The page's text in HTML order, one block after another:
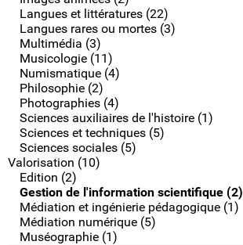
Langues et littératures (22)
Langues rares ou mortes (3)
Multimédia (3)
Musicologie (11)
Numismatique (4)
Philosophie (2)
Photographies (4)
Sciences auxiliaires de l'histoire (1)
Sciences et techniques (5)
Sciences sociales (5)
Valorisation (10)
Edition (2)
Gestion de l'information scientifique (2)
Médiation et ingénierie pédagogique (1)
Médiation numérique (5)
Muséographie (1)